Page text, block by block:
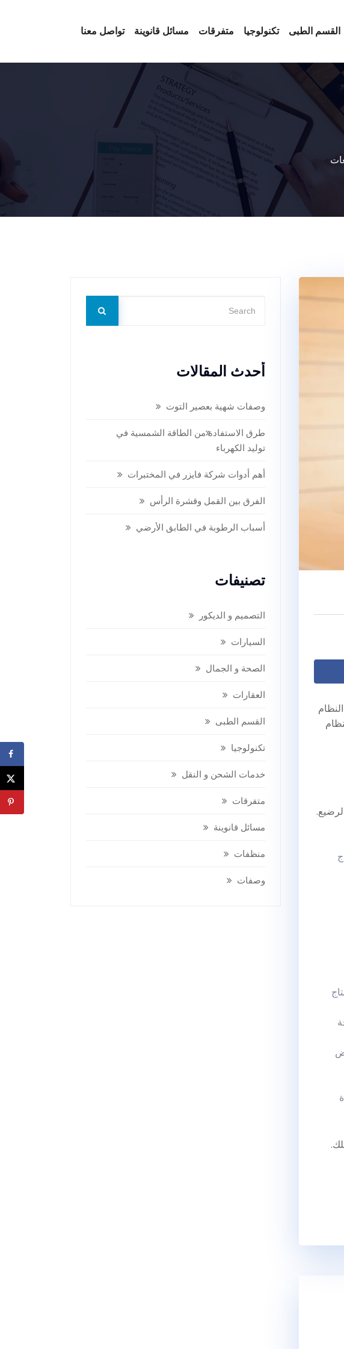
القسم الطبى تكنولوجيا متفرقات مسائل قانوينة تواصل معنا
أحدث المقالات
وصفات شهية بعصير التوت
طرق الاستفادة من الطاقة الشمسية في
توليد الكهرباء
أهم أدوات شركة فايزر في المختبرات
الفرق بين القمل وقشرة الرأس
أسباب الرطوبة في الطابق الأرضي
تصنيفات
التصميم و الديكور
السيارات
الصحة و الجمال
العقارات
القسم الطبى
تكنولوجيا
خدمات الشحن و النقل
متفرقات
مسائل قانوينة
منظفات
وصفات